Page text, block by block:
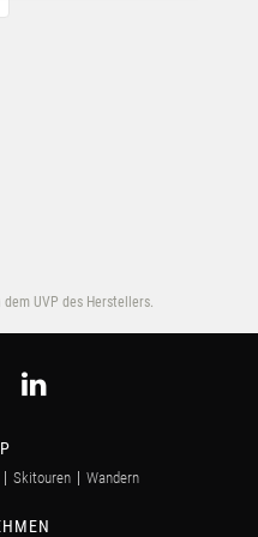
sie im Rahmen Deiner
haben.
UVP des Herstellers.
Skitouren Wandern